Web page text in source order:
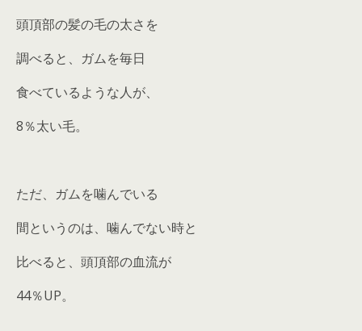
頭頂部の髪の毛の太さを
調べると、ガムを毎日
食べているような人が、
8％太い毛。
ただ、ガムを噛んでいる
間というのは、噛んでない時と
比べると、頭頂部の血流が
44％UP。